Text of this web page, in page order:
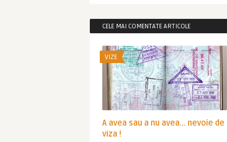
CELE MAI COMENTATE ARTICOLE
VIZE
A avea sau a nu avea… nevoie de
viza !